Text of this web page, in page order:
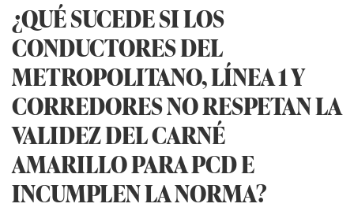
¿QUÉ SUCEDE SI LOS
CONDUCTORES DEL
METROPOLITANO, LÍNEA 1 Y
CORREDORES NO RESPETAN LA
VALIDEZ DEL CARNÉ
AMARILLO PARA PCD E
INCUMPLEN LA NORMA?